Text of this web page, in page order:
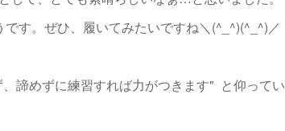
す。ぜひ、履いてみたいですね＼(^_^)(^_^)／
諦めずに練習すれば力がつきます" と仰ってい